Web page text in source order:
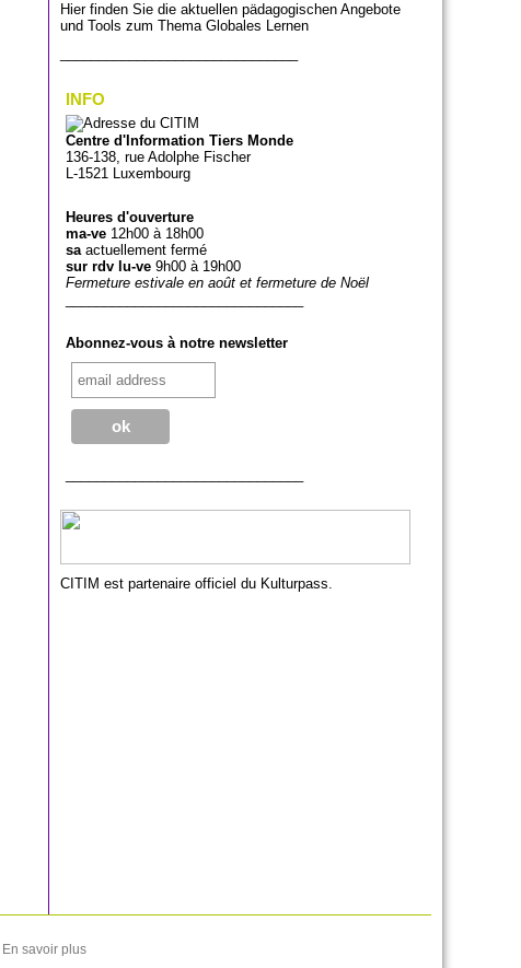
Hier finden Sie die aktuellen pädagogischen Angebote
und Tools zum Thema Globales Lernen
INFO
Centre d'Information Tiers Monde
136-138, rue Adolphe Fischer
L-1521 Luxembourg
Heures d'ouverture
ma-ve 12h00 à 18h00
saactuellement fermé
sur rdv lu-ve 9h00 à 19h00
Fermeture estivale en août et fermeture de Noël
Abonnez-vous à notre newsletter
CITIM est partenaire officiel du Kulturpass.
En savoir plus